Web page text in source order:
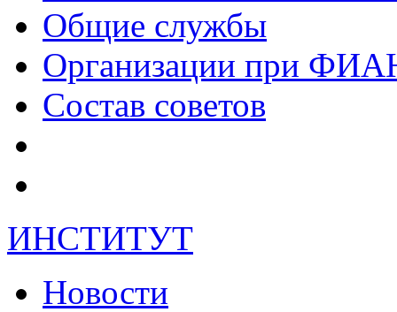
Общие службы
Организации при
Состав советов
ИНСТИТУТ
Новости